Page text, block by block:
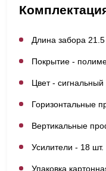
Длина забора
Покрытие -
Цвет -
Горизонтальные
Вертикальные
Усилители - 18 шт.
Упаковка